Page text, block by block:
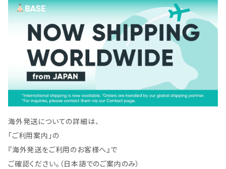
海外発送についての詳細は、
「ご利用案内」の
『海外発送をご利用のお客様へ』で
ご確認ください。（日本語でのご案内のみ）